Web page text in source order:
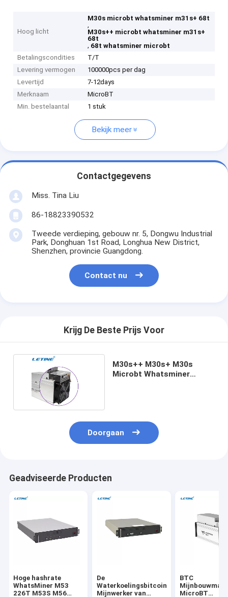
Hoog licht
M30s microbt whatsminer m31s+ 68t
,
M30s++ microbt whatsminer m31s+
68t
, 68t whatsminer microbt
Betalingscondities
T/T
Levering vermogen
100000pcs per dag
Levertijd
7-12days
Merknaam
MicroBT
Min. bestelaantal
1 stuk
Bekijk meer
Contactgegevens
Miss. Tina Liu
86-18823390532
Tweede verdieping, gebouw nr. 5, Dongwu Industrial
Park, Donghuan 1st Road, Longhua New District,
Shenzhen, provincie Guangdong.
Contact nu
Krijg De Beste Prijs Voor
M30s++ M30s+ M30s
Microbt Whatsminer
Doorgaan
Geadviseerde Producten
Hoge hashrate
WhatsMiner M53
226T M53S M56
De
Waterkoelingsbitcoin
Mijnwerker van
BTC
MicroBT